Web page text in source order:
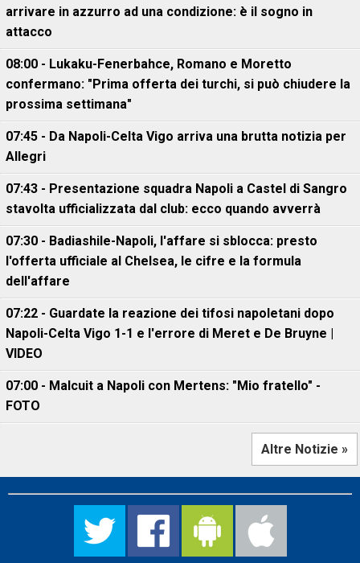
arrivare in azzurro ad una condizione: è il sogno in
attacco
08:00 - Lukaku-Fenerbahce, Romano e Moretto
confermano: "Prima offerta dei turchi, si può chiudere la
prossima settimana"
07:45 - Da Napoli-Celta Vigo arriva una brutta notizia per
Allegri
07:43 - Presentazione squadra Napoli a Castel di Sangro
stavolta ufficializzata dal club: ecco quando avverrà
07:30 - Badiashile-Napoli, l'affare si sblocca: presto
l'offerta ufficiale al Chelsea, le cifre e la formula
dell'affare
07:22 - Guardate la reazione dei tifosi napoletani dopo
Napoli-Celta Vigo 1-1 e l'errore di Meret e De Bruyne |
VIDEO
07:00 - Malcuit a Napoli con Mertens: "Mio fratello" -
FOTO
Altre Notizie »